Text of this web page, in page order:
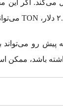
باشد، ممکن